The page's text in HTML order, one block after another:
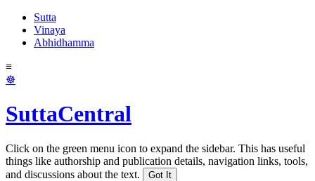
Sutta
Vinaya
Abhidhamma
≡
☸
SuttaCentral
Click on the green menu icon to expand the sidebar. This has useful
things like authorship and publication details, navigation links, tools,
and discussions about the text.
Got It